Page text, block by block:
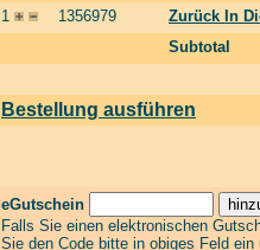
1
1356979
Zurück In
Subtotal
Bestellung ausführen
eGutschein
Falls Sie einen elektronischen
Sie den Code bitte in obiges Feld